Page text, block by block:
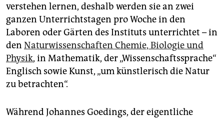
verstehen lernen, deshalb werden sie an zwei
ganzen Unterrichtstagen pro Woche in den
Laboren oder Gärten des Instituts unterrichtet – in
den Naturwissenschaften Chemie, Biologie und
Physik, in Mathematik, der „Wissenschaftssprache“
Englisch sowie Kunst, „um künstlerisch die Natur
zu betrachten“.
Während Johannes Goedings, der eigentliche